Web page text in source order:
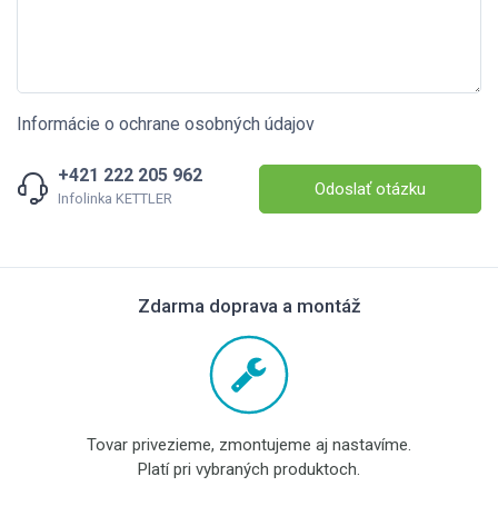
Informácie o ochrane osobných údajov
+421 222 205 962
Infolinka KETTLER Odoslať otázku
Zdarma doprava a montáž
Tovar privezieme, zmontujeme aj nastavíme.
Platí pri vybraných produktoch.